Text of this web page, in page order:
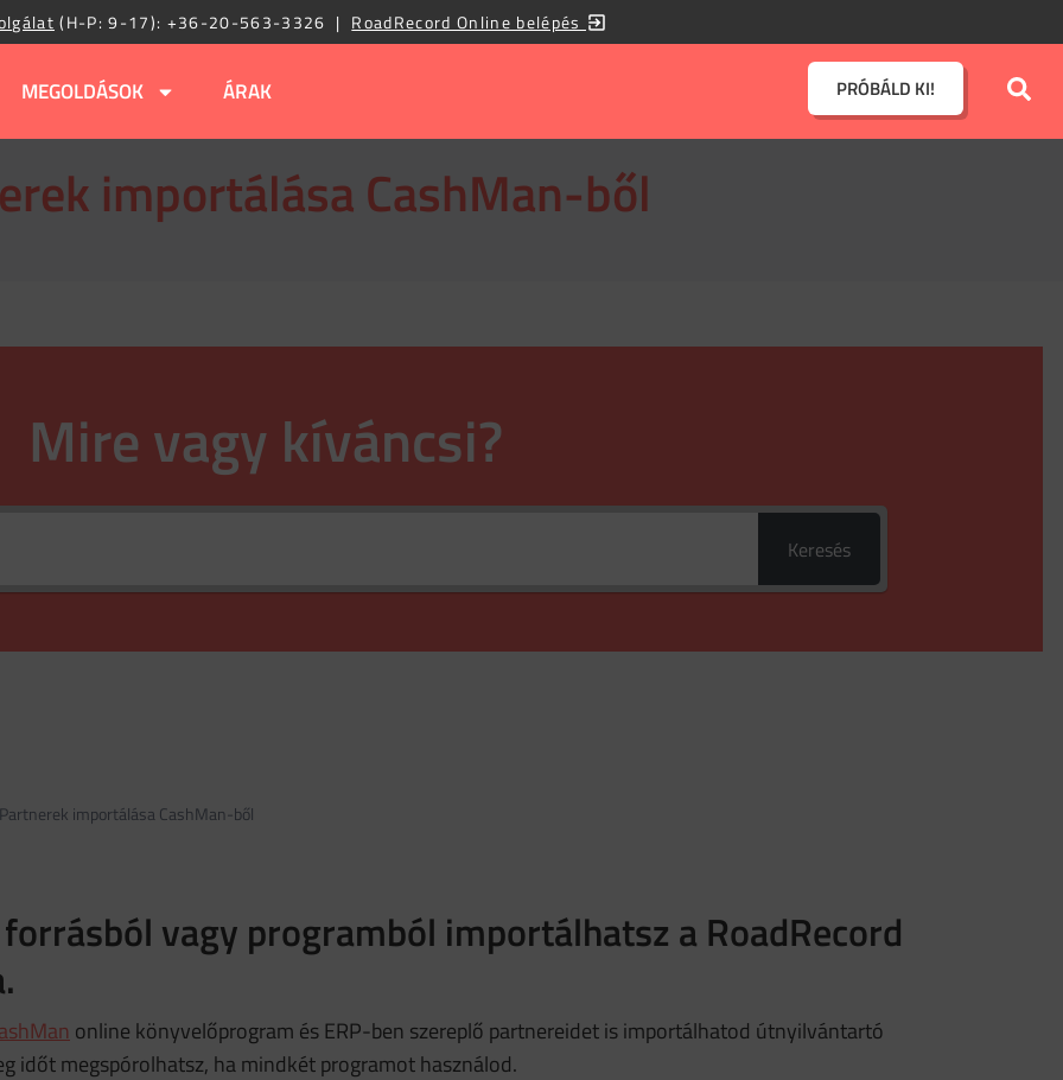
(H-P: 9-17): +36-20-563-3326 | RoadRecord Online belépés
MEGOLDÁSOK ÁRAK PRÓBÁLD KI!
importálása CashMan-ből
Mire vagy kíváncsi?
Keresés
Partnerek importálása CashMan-ből
vagy programból importálhatsz a RoadRecord
online könyvelőprogram és ERP-ben szereplő partnereidet is importálhatod útnyilvántartó
időt megspórolhatsz, ha mindkét programot használod.